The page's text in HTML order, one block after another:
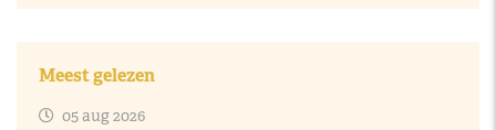
Meest gelezen
05 aug 2026